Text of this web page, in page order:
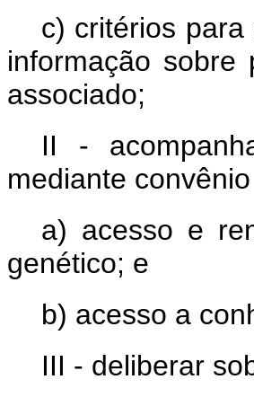
c) critérios
informação sobre
associado;
II -
mediante
a) acesso e
genético; e
b) acesso a
III - deliberar